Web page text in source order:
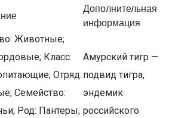
Дополнительная
информация
Животные;
Класс:
Отряд:
Семейство:
Род: Пантеры;
Амурский тигр —
подвид тигра,
эндемик
российского